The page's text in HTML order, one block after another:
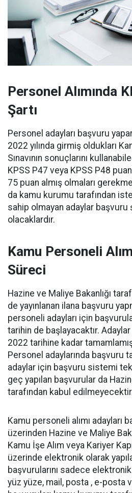
Personel Alımında
Şartı
Personel adayları başvuru
2022 yılında girmiş oldukları
Sınavının sonuçlarını
KPSS P47 veya KPSS P48
75 puan almış olmaları
da kamu kurumu tarafından
sahip olmayan adaylar başvuru
olacaklardır.
Kamu Personeli
Süreci
Hazine ve Maliye Bakanlığı
de yayınlanan ilana başvuru
personeli adayları için
tarihin de başlayacaktır. Adaylar
2022 tarihine kadar
Personel adaylarında başvuru
adaylar için başvuru sistemi
geç yapılan başvurular da
tarafından kabul
Kamu personeli alımı adayları
üzerinden Hazine ve Maliye
Kamu İşe Alım veya Kariyer
üzerinde elektronik olarak
başvurularını sadece
yüz yüze, mail, posta , e-posta